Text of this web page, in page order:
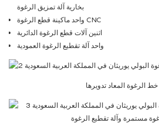
بخارية آلة تمزيق الرغوة
واحد ماكينة قطع الرغوة CNC
اثنين آلات قطع الرغوة الدائرية
واحدآلة تقطيع الرغوة العمودية
الرغوة المعاد تدويرها
مستمرة وآلة تقطيع الرغوة